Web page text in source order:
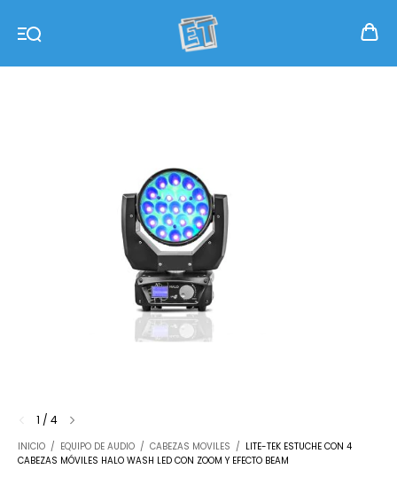
1 / 4
INICIO / EQUIPO DE AUDIO / CABEZAS MOVILES / LITE-TEK ESTUCHE CON 4
CABEZAS MÓVILES HALO WASH LED CON ZOOM Y EFECTO BEAM